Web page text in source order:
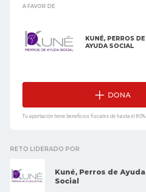
A FAVOR DE
KUNÉ, PERROS DE
AYUDA SOCIAL
DONA
Tu aportación tiene beneficios fiscales de hasta el 80%
RETO LIDERADO POR
Kuné, Perros de Ayuda
Social